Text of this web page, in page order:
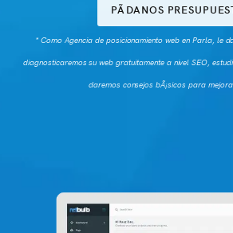
PÃDANOS
* Como Agencia de posicionamiento web en Parla, le
diagnosticaremos su web gratuitamente a nivel SEO,
daremos consejos bÃ¡sicos para